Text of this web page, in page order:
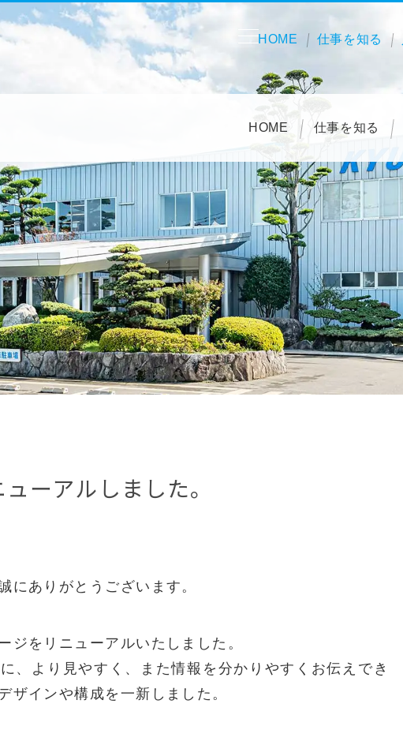
HOME 仕事を知る
HOME 仕事を知る
ーアルしました。
にありがとうございます。
ジをリニューアルいたしました。
、より見やすく、また情報を分かりやすくお伝えでき
ザインや構成を一新しました。